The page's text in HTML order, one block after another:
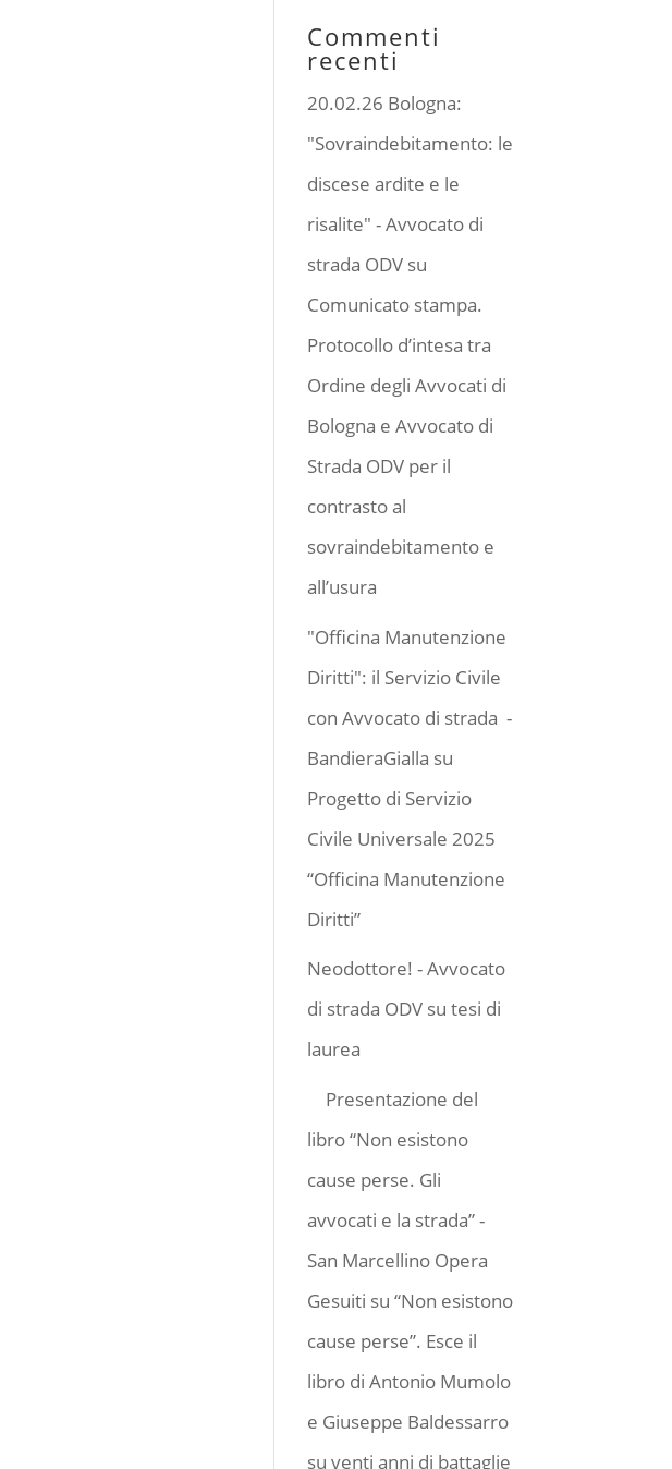
Commenti
recenti
20.02.26 Bologna:
"Sovraindebitamento: le
discese ardite e le
risalite" - Avvocato di
strada ODV su
Comunicato stampa.
Protocollo d’intesa tra
Ordine degli Avvocati di
Bologna e Avvocato di
Strada ODV per il
contrasto al
sovraindebitamento e
all’usura
"Officina Manutenzione
Diritti": il Servizio Civile
con Avvocato di strada -
BandieraGialla su
Progetto di Servizio
Civile Universale 2025
“Officina Manutenzione
Diritti”
Neodottore! - Avvocato
di strada ODV sutesi di
laurea
Presentazione del
libro “Non esistono
cause perse. Gli
avvocati e la strada” -
San Marcellino Opera
Gesuiti su“Non esistono
cause perse”. Esce il
libro di Antonio Mumolo
e Giuseppe Baldessarro
su venti anni di battaglie